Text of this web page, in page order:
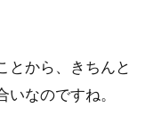
ろう！「ふわふ
ニットに包まれると、優
とから、きちんと
なのですね。